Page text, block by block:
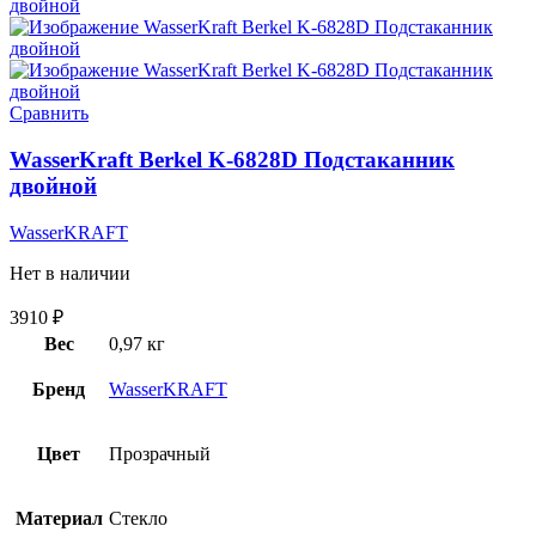
Сравнить
WasserKraft Berkel K-6828D Подстаканник
двойной
WasserKRAFT
Нет в наличии
3910 ₽
Вес
0,97 кг
Бренд WasserKRAFT
Цвет Прозрачный
Материал Стекло